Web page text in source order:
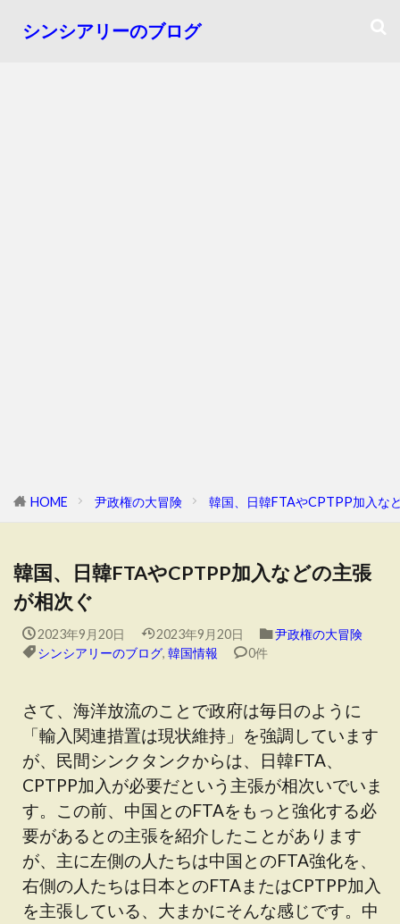
シンシアリーのブログ
HOME 尹政権の大冒険 韓国、日韓FTAやCPTPP加入な
韓国、日韓FTAやCPTPP加入などの主張
が相次ぐ
2023年9月20日 2023年9月20日
尹政権の大冒険
シンシアリーのブログ, 韓国情報 0件
さて、海洋放流のことで政府は毎日のように
「輸入関連措置は現状維持」を強調しています
が、民間シンクタンクからは、日韓FTA、
CPTPP加入が必要だという主張が相次いでいま
す。この前、中国とのFTAをもっと強化する必
要があるとの主張を紹介したことがあります
が、主に左側の人たちは中国とのFTA強化を、
右側の人たちは日本とのFTAまたはCPTPP加入
を主張している、大まかにそんな感じです。中